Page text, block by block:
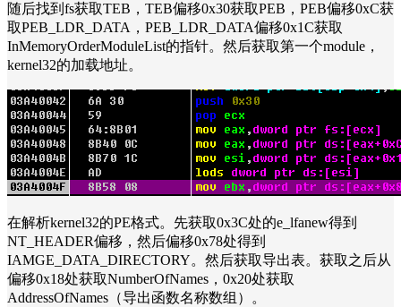
随后找到fs获取TEB，TEB偏移0x30获取PEB，PEB偏移0xC获
取PEB_LDR_DATA，PEB_LDR_DATA偏移0x1C获取
InMemoryOrderModuleList的指针。然后获取第一个module，
kernel32的加载地址。
在解析kernel32的PE格式。先获取0x3C处的e_lfanew得到
NT_HEADER偏移，然后偏移0x78处得到
IAMGE_DATA_DIRECTORY。然后获取导出表。获取之后从
偏移0x18处获取NumberOfNames，0x20处获取
AddressOfNames（导出函数名称数组）。